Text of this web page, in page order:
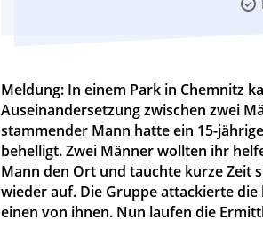
Meldung: In einem Park in Chemnitz
Auseinandersetzung zwischen zwei
stammender Mann hatte ein 15-
behelligt. Zwei Männer wollten ihr
Mann den Ort und tauchte kurze Zeit
wieder auf. Die Gruppe attackierte
einen von ihnen. Nun laufen die